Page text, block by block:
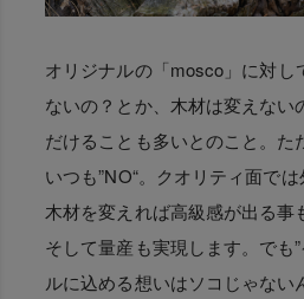
オリジナルの「mosco」に対し
ないの？とか、木材は変えない
だけることも多いとのこと。た
いつも”NO“。クオリティ面では
木材を変えれば高級感が出る事
そして量産も実現します。でも
ルに込める想いはソコじゃない